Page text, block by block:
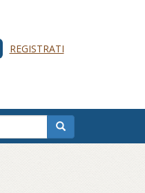
REGISTRATI